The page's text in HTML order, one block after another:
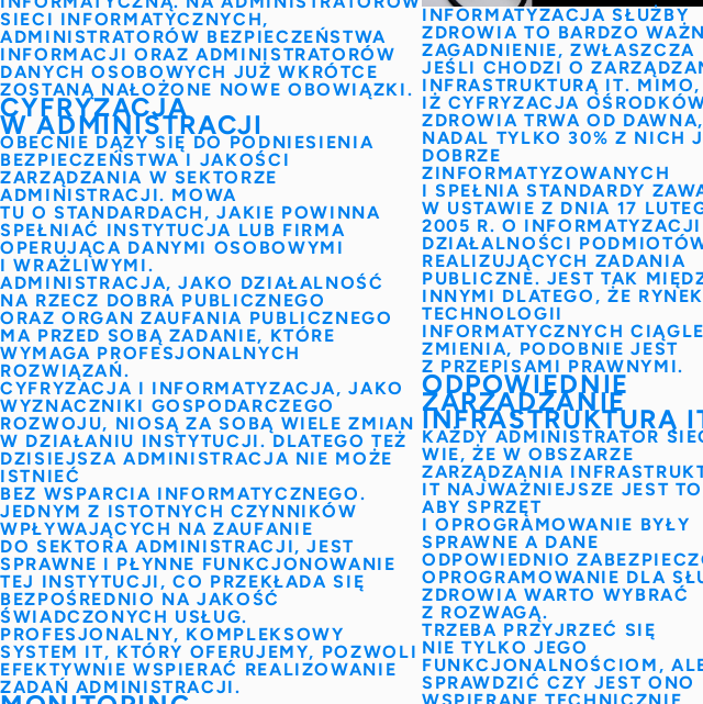
SIECI INFORMATYCZNYCH,
ADMINISTRATORÓW BEZPIECZEŃSTWA
INFORMACJI ORAZ ADMINISTRATORÓW
DANYCH OSOBOWYCH JUŻ WKRÓTCE
ZOSTANĄ NAŁOŻONE NOWE OBOWIĄZKI.
CYFRYZACJA
W ADMINISTRACJI
OBECNIE DĄŻY SIĘ DO PODNIESIENIA
BEZPIECZEŃSTWA I JAKOŚCI
ZARZĄDZANIA W SEKTORZE
ADMINISTRACJI. MOWA
TU O STANDARDACH, JAKIE POWINNA
SPEŁNIAĆ INSTYTUCJA LUB FIRMA
OPERUJĄCA DANYMI OSOBOWYMI
I WRAŻLIWYMI.
ADMINISTRACJA, JAKO DZIAŁALNOŚĆ
NA RZECZ DOBRA PUBLICZNEGO
ORAZ ORGAN ZAUFANIA PUBLICZNEGO
MA PRZED SOBĄ ZADANIE, KTÓRE
WYMAGA PROFESJONALNYCH
ROZWIĄZAŃ.
CYFRYZACJA I INFORMATYZACJA, JAKO
WYZNACZNIKI GOSPODARCZEGO
ROZWOJU, NIOSĄ ZA SOBĄ WIELE ZMIAN
W DZIAŁANIU INSTYTUCJI. DLATEGO TEŻ
DZISIEJSZA ADMINISTRACJA NIE MOŻE
ISTNIEĆ
BEZ WSPARCIA INFORMATYCZNEGO.
JEDNYM Z ISTOTNYCH CZYNNIKÓW
WPŁYWAJĄCYCH NA ZAUFANIE
DO SEKTORA ADMINISTRACJI, JEST
SPRAWNE I PŁYNNE FUNKCJONOWANIE
TEJ INSTYTUCJI, CO PRZEKŁADA SIĘ
BEZPOŚREDNIO NA JAKOŚĆ
ŚWIADCZONYCH USŁUG.
PROFESJONALNY, KOMPLEKSOWY
SYSTEM IT, KTÓRY OFERUJEMY, POZWOLI
EFEKTYWNIE WSPIERAĆ REALIZOWANIE
ZADAŃ ADMINISTRACJI.
INFORMATYZACJA SŁUŻBY
ZDROWIA TO BARDZO
ZAGADNIENIE, ZWŁASZCZA
JEŚLI CHODZI O
INFRASTRUKTURĄ IT. MIMO,
IŻ CYFRYZACJA
ZDROWIA TRWA OD DAWNA,
NADAL TYLKO 30% Z NICH
DOBRZE
ZINFORMATYZOWANYCH
I SPEŁNIA STANDARDY
W USTAWIE Z DNIA 17
2005 R. O INFORMATYZACJI
DZIAŁALNOŚCI
REALIZUJĄCYCH ZADANIA
PUBLICZNE. JEST TAK
INNYMI DLATEGO, ŻE RYNEK
TECHNOLOGII
INFORMATYCZNYCH
ZMIENIA, PODOBNIE JEST
Z PRZEPISAMI PRAWNYMI.
ODPOWIEDNIE
ZARZĄDZANIE
INFRASTRUKTURĄ
KAŻDY ADMINISTRATOR
WIE, ŻE W OBSZARZE
ZARZĄDZANIA
IT NAJWAŻNIEJSZE JEST
ABY SPRZĘT
I OPROGRAMOWANIE BYŁY
SPRAWNE A DANE
ODPOWIEDNIO
OPROGRAMOWANIE DLA
ZDROWIA WARTO WYBRAĆ
Z ROZWAGĄ.
TRZEBA PRZYJRZEĆ SIĘ
NIE TYLKO JEGO
FUNKCJONALNOŚCIOM,
SPRAWDZIĆ CZY JEST ONO